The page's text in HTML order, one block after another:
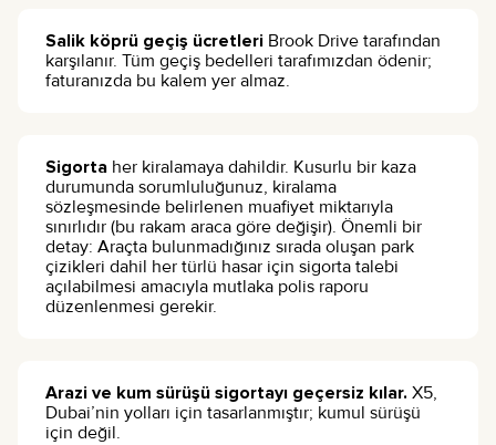
Salik köprü geçiş ücretleri Brook Drive tarafından
karşılanır. Tüm geçiş bedelleri tarafımızdan ödenir;
faturanızda bu kalem yer almaz.
Sigorta her kiralamaya dahildir. Kusurlu bir kaza
durumunda sorumluluğunuz, kiralama
sözleşmesinde belirlenen muafiyet miktarıyla
sınırlıdır (bu rakam araca göre değişir). Önemli bir
detay: Araçta bulunmadığınız sırada oluşan park
çizikleri dahil her türlü hasar için sigorta talebi
açılabilmesi amacıyla mutlaka polis raporu
düzenlenmesi gerekir.
Arazi ve kum sürüşü sigortayı geçersiz kılar. X5,
Dubai’nin yolları için tasarlanmıştır; kumul sürüşü
için değil.